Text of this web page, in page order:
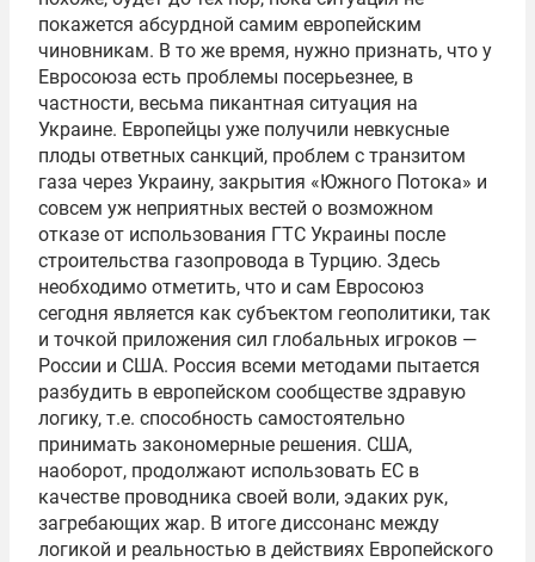
покажется абсурдной самим европейским
чиновникам. В то же время, нужно признать, что у
Евросоюза есть проблемы посерьезнее, в
частности, весьма пикантная ситуация на
Украине. Европейцы уже получили невкусные
плоды ответных санкций, проблем с транзитом
газа через Украину, закрытия «Южного Потока» и
совсем уж неприятных вестей о возможном
отказе от использования ГТС Украины после
строительства газопровода в Турцию. Здесь
необходимо отметить, что и сам Евросоюз
сегодня является как субъектом геополитики, так
и точкой приложения сил глобальных игроков —
России и США. Россия всеми методами пытается
разбудить в европейском сообществе здравую
логику, т.е. способность самостоятельно
принимать закономерные решения. США,
наоборот, продолжают использовать ЕС в
качестве проводника своей воли, эдаких рук,
загребающих жар. В итоге диссонанс между
логикой и реальностью в действиях Европейского